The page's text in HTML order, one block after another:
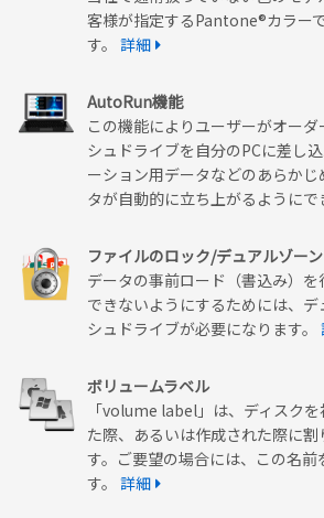
客様が指定するPantone®カラー
す。 詳細
AutoRun機能
この機能によりユーザーがオーダ
シュドライブを自分のPCに差し
ーション用データなどのあらか
タが自動的に立ち上がるようにで
ファイルのロック/デュアルゾーン
データの事前ロード（書込み）
できないようにするためには、
シュドライブが必要になります。
ボリュームラベル
「volume label」は、ディスク
た際、あるいは作成された際に
す。ご要望の場合には、この名前
す。 詳細